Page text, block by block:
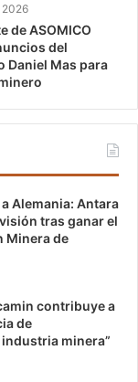
2026
de ASOMICO
del
Daniel Mas para
Alemania: Antara
tras ganar el
Minera de
contribuye a
de
minera”